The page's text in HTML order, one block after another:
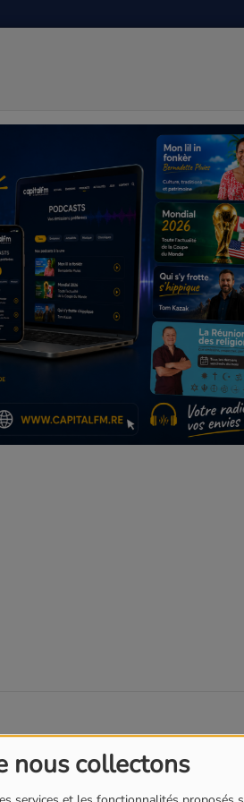
nous collectons
AGENDA
ROSS